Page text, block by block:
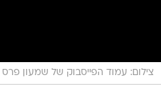
צילום: עמוד הפייסבוק של שמעון פרס